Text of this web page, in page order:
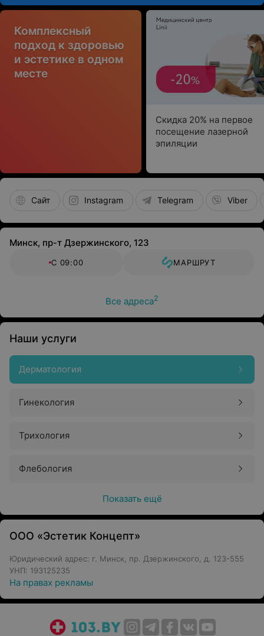
Комплексный
подход к здоровью
и эстетике в одном
месте
Скидка 20% на первое
посещение лазерной
эпиляции
Сайт Instagram Telegram Viber
Минск, пр-т Дзержинского, 123
С 09:00 МАРШРУТ
Все адреса2
Наши услуги
Дерматология
Гинекология
Трихология
Флебология
Показать ещё
ООО «Эстетик Концепт»
Юридический адрес: г. Минск, пр. Дзержинского, д. 123-555
УНП: 193125235
На правах рекламы